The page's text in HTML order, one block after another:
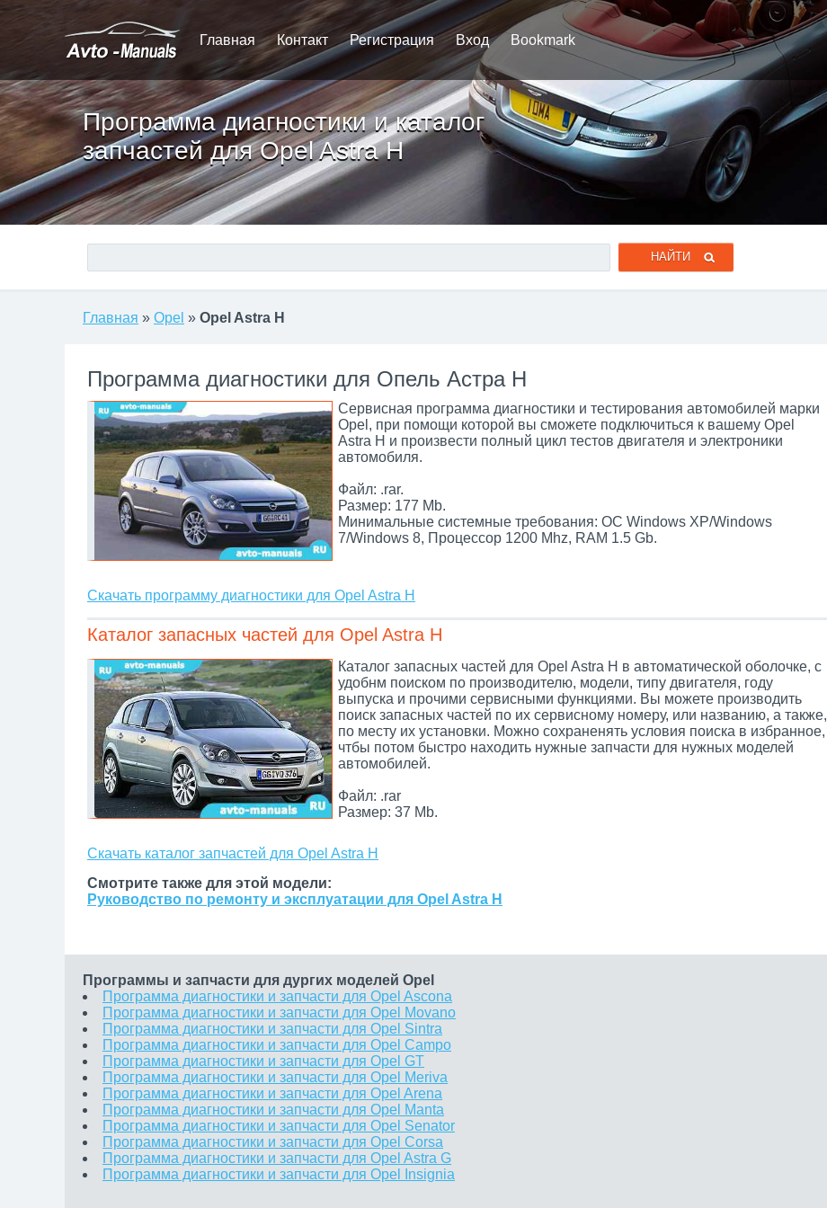
Главная Контакт Регистрация Вход Bookmark
Программа диагностики и каталог
запчастей для Opel Astra H
Главная » Opel » Opel Astra H
Программа диагностики для Опель Астра H
Сервисная программа диагностики и тестирования автомобилей марки
Opel, при помощи которой вы сможете подключиться к вашему Opel
Astra H и произвести полный цикл тестов двигателя и электроники
автомобиля.
Файл: .rar.
Размер: 177 Mb.
Минимальные системные требования: ОС Windows XP/Windows
7/Windows 8, Процессор 1200 Mhz, RAM 1.5 Gb.
Скачать программу диагностики для Opel Astra H
Каталог запасных частей для Opel Astra H
Каталог запасных частей для Opel Astra H в автоматической оболочке, с
удобнм поиском по производителю, модели, типу двигателя, году
выпуска и прочими сервисными функциями. Вы можете производить
поиск запасных частей по их сервисному номеру, или названию, а также,
по месту их установки. Можно сохраненять условия поиска в избранное,
чтбы потом быстро находить нужные запчасти для нужных моделей
автомобилей.
Файл: .rar
Размер: 37 Mb.
Скачать каталог запчастей для Opel Astra H
Смотрите также для этой модели:
Руководство по ремонту и эксплуатации для Opel Astra H
Программы и запчасти для дургих моделей Opel
Программа диагностики и запчасти для Opel Ascona
Программа диагностики и запчасти для Opel Movano
Программа диагностики и запчасти для Opel Sintra
Программа диагностики и запчасти для Opel Campo
Программа диагностики и запчасти для Opel GT
Программа диагностики и запчасти для Opel Meriva
Программа диагностики и запчасти для Opel Arena
Программа диагностики и запчасти для Opel Manta
Программа диагностики и запчасти для Opel Senator
Программа диагностики и запчасти для Opel Corsa
Программа диагностики и запчасти для Opel Astra G
Программа диагностики и запчасти для Opel Insignia